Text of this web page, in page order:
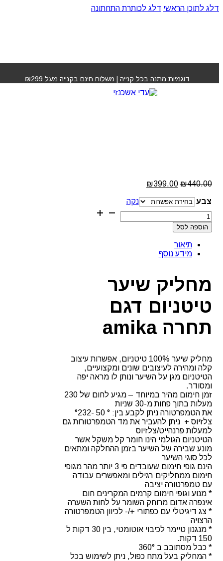
דלג לתוכן הראשי דלג לכותרת התחתונה
דוגמיות מתנה בכל קנייה | משלוח חינם בקנייה מעל ₪299
מחליק שיער טיטניום מגוון
₪440.00
המחיר
היה:
₪440.00.
₪399.00
הוא:
₪399.00.
צבע
נקה
כמות
של
מחליק
טיטניום
מגוון
הוספה לסל
תיאור
מידע נוסף
מחליק שיער
טיטניום דגם
תחרה amika
מחליק שיער 100% טיטניום, אפשרות עיצוב
קלה ומהירה לעיצובים שונים ומקצועיים,
הטיטניום מגן על השיער ונותן לו מראה יפה
ומסודר.
זמן חימום מהיר במיוחד – מגיע לחום של 230
מעלות בתוך פחות מ-30 שניות
את הטמפרטורה ניתן לקבע בין: ° 50 -°232
צלזיוס + ניתן להעביר את מד הטמפרטורות גם
למעלות פרנהייט/צלזיוס
הטיטניום הגולמי הינו חומר קל משקל אשר
מונע שבירה של השיער בזמן ההחלקה ומתאים
לכל סוגי השיער
הינם גופי חימום שעובדים פי 3 יותר מהר מגופי
חימום ממחליקים רגילים ומאפשרים עבודה
עם טמפרטורה יציבה
* מנוע וגופי חימום קרמים המקרינים חום
אינפרה אדום מרוחק השומר על לחות השערה
* צג דיגיטלי עם כפתורי +/- לכיוון הטמפרטורה
הרצויה
* מנגנון טיימר לכיבוי אוטומטי, בין 30 דקות ל
150 דקות.
* כבל מסתובב ב 360°
* המחליק בעל מתח כפול, ניתן לשימוש בכל